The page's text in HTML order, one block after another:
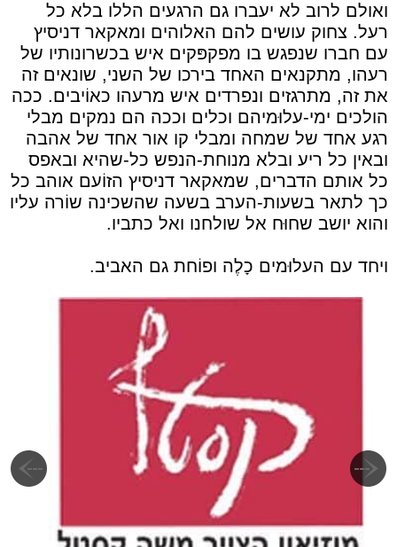
ואולם לרוב לא יעברו גם הרגעים הללו בלא כל
רעל. צחוק עושים להם האלוהים ומאקאר דניסיץ
עם חברו שנפגש בו מפקפּקים איש בכשרונותיו של
רעהו, מתקנאים האחד בירכו של השני, שונאים זה
את זה, מתרגזים ונפרדים איש מרעהו כאוֹיבים. ככה
הולכים ימי-עלוּמיהם וכלים וככה הם נמקים מבלי
רגע אחד של שמחה ומבלי קו אור אחד של אהבה
ובאין כל ריע ובלא מנוחת-הנפש כל-שהיא ובאפס
כל אותם הדברים, שמאקאר דניסיץ הזוֹעם אוהב כל
כך לתאר בשעות-הערב בשעה שהשכינה שוֹרה עליו
והוא יושב שחוּח אל שולחנו ואל כתביו.
ויחד עם העלוּמים כָלֶה ופוֹחת גם האביב.